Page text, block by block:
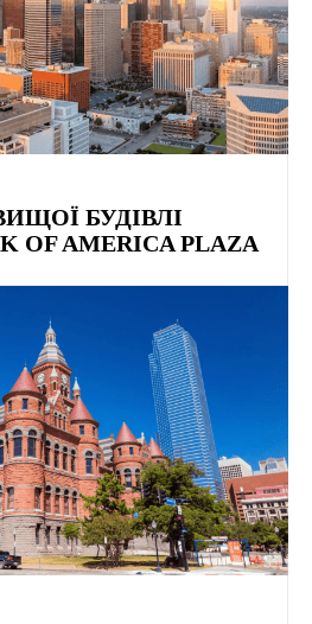
БУДІВЛІ
OF AMERICA PLAZA